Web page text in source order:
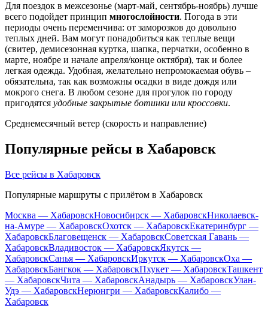
Для поездок в межсезонье (март-май, сентябрь-ноябрь) лучше
всего подойдет принцип многослойности. Погода в эти
периоды очень переменчива: от заморозков до довольно
теплых дней. Вам могут понадобиться как теплые вещи
(свитер, демисезонная куртка, шапка, перчатки, особенно в
марте, ноябре и начале апреля/конце октября), так и более
легкая одежда. Удобная, желательно непромокаемая обувь –
обязательна, так как возможны осадки в виде дождя или
мокрого снега. В любом сезоне для прогулок по городу
пригодятся удобные закрытые ботинки или кроссовки.
Среднемесячный ветер (скорость и направление)
Популярные рейсы в Хабаровск
Все рейсы в Хабаровск
Популярные маршруты с прилётом в Хабаровск
Москва — ХабаровскНовосибирск — ХабаровскНиколаевск-
на-Амуре — ХабаровскОхотск — ХабаровскЕкатеринбург —
ХабаровскБлаговещенск — ХабаровскСоветская Гавань —
ХабаровскВладивосток — ХабаровскЯкутск —
ХабаровскСанья — ХабаровскИркутск — ХабаровскОха —
ХабаровскБангкок — ХабаровскПхукет — ХабаровскТашкент
— ХабаровскЧита — ХабаровскАнадырь — ХабаровскУлан-
Удэ — ХабаровскНерюнгри — ХабаровскКалибо —
Хабаровск